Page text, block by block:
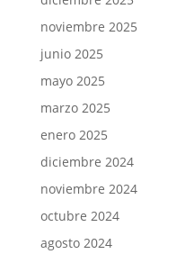
noviembre 2025
junio 2025
mayo 2025
marzo 2025
enero 2025
diciembre 2024
noviembre 2024
octubre 2024
agosto 2024